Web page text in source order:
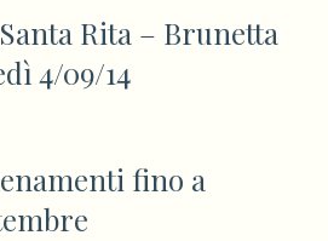
Rita – Brunetta
4/09/14
fino a